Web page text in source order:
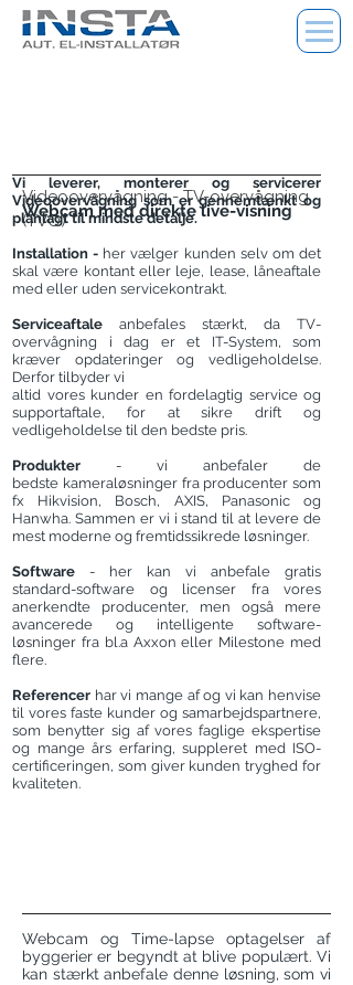
Videoovervågning - TV-overvågning
(TVO)
Vi leverer, monterer og servicerer
Videoovervågning som er gennemtænkt og
planlagt til mindste detalje.
Installation - her vælger kunden selv om det
skal være kontant eller leje, lease, låneaftale
med eller uden servicekontrakt.
Serviceaftale anbefales stærkt, da
TV-
overvågning i dag er et IT-System, som
kræver opdateringer og vedligeholdelse.
Derfor tilbyder vi
altid vores kunder en fordelagtig service og
supportaftale, for at sikre drift og
vedligeholdelse til den bedste pris.
Produkter - vi anbefaler de
bedste kameraløsninger fra producenter som
fx Hikvision, Bosch, AXIS, Panasonic og
Hanwha. Sammen er vi i standtil at levere de
mest moderne og fremtidssikrede løsninger.
Software - her
kan vi anbefale gratis
standard-software og licenser fra vores
anerkendte producenter, men også mere
avancerede og intelligente software-
løsninger fra bl.a Axxon eller Milestone med
flere.
Referencer har vi mange af og vi kan henvise
til vores faste kunder og samarbejdspartnere,
som benytter sig af vores faglige ekspertise
og mange års erfaring, suppleret med ISO-
certificeringen, som giver kunden tryghed for
kvaliteten.
Webcam med direkte live-visning
Webcam og Time-lapse optagelser af
byggerier er begyndt at blive populært. Vi
kan stærkt anbefale denne løsning, som vi